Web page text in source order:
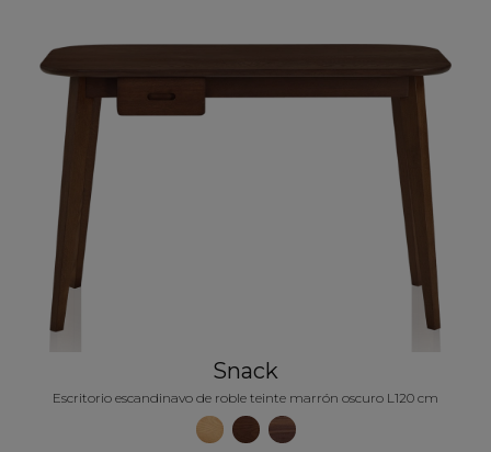
Snack
Escritorio escandinavo de roble teinte marrón oscuro L120 cm